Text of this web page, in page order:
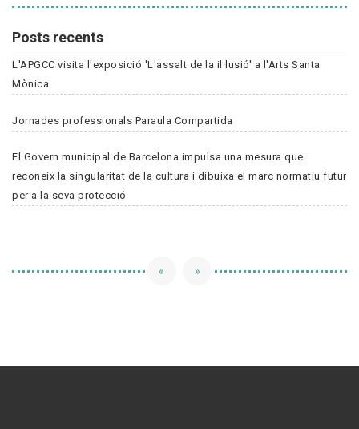
Posts recents
L'APGCC visita l'exposició 'L'assalt de la il·lusió' a l'Arts Santa
Mònica
Jornades professionals Paraula Compartida
El Govern municipal de Barcelona impulsa una mesura que
reconeix la singularitat de la cultura i dibuixa el marc normatiu futur
per a la seva protecció
« »